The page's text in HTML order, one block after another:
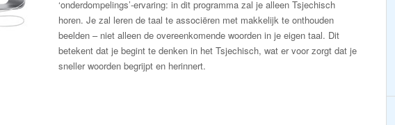
‘onderdompelings’-ervaring: in dit programma zal je alleen Tsjechisch
horen. Je zal leren de taal te associëren met makkelijk te onthouden
beelden – niet alleen de overeenkomende woorden in je eigen taal. Dit
betekent dat je begint te denken in het Tsjechisch, wat er voor zorgt dat je
sneller woorden begrijpt en herinnert.